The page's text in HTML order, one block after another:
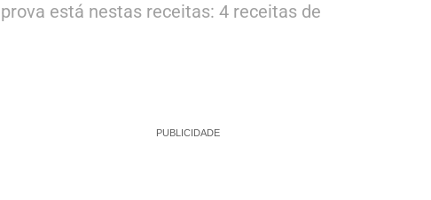
está nestas receitas: 4 receitas de
PUBLICIDADE